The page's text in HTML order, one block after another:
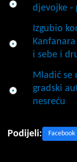
djevojke -
Izgubio
i sebe i
Mladić
gradski
nesreću
Podijeli: Facebook